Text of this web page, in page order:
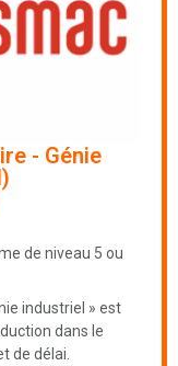
- Génie
de niveau 5 ou
industriel » est
dans le
de délai.